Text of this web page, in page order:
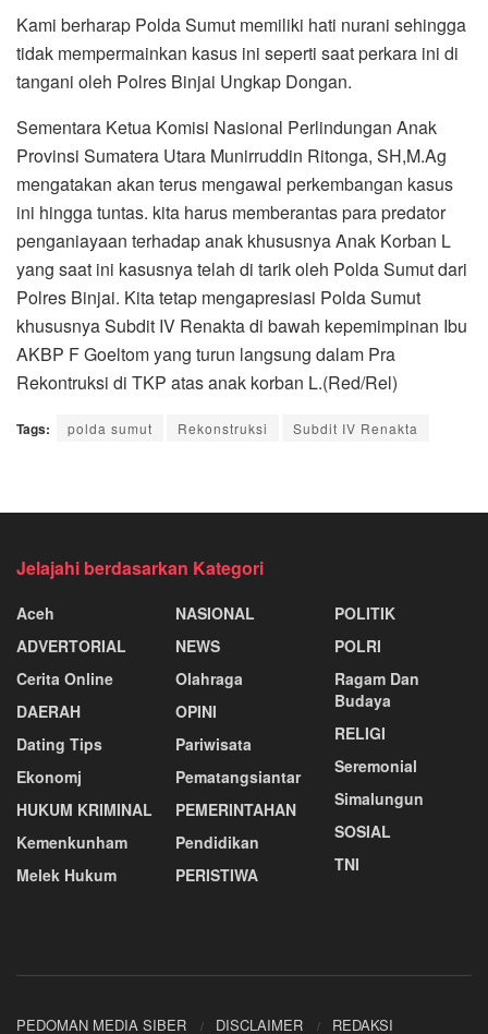
Kami berharap Polda Sumut memiliki hati nurani sehingga
tidak mempermainkan kasus ini seperti saat perkara ini di
tangani oleh Polres Binjai Ungkap Dongan.
Sementara Ketua Komisi Nasional Perlindungan Anak
Provinsi Sumatera Utara Munirruddin Ritonga, SH,M.Ag
mengatakan akan terus mengawal perkembangan kasus
ini hingga tuntas. kita harus memberantas para predator
penganiayaan terhadap anak khususnya Anak Korban L
yang saat ini kasusnya telah di tarik oleh Polda Sumut dari
Polres Binjai. Kita tetap mengapresiasi Polda Sumut
khususnya Subdit IV Renakta di bawah kepemimpinan Ibu
AKBP F Goeltom yang turun langsung dalam Pra
Rekontruksi di TKP atas anak korban L.(Red/Rel)
Tags: polda sumut Rekonstruksi Subdit IV Renakta
Jelajahi berdasarkan Kategori
Aceh
ADVERTORIAL
Cerita Online
DAERAH
Dating Tips
Ekonomj
HUKUM KRIMINAL
Kemenkunham
Melek Hukum
NASIONAL
NEWS
Olahraga
OPINI
Pariwisata
Pematangsiantar
PEMERINTAHAN
Pendidikan
PERISTIWA
POLITIK
POLRI
Ragam Dan
Budaya
RELIGI
Seremonial
Simalungun
SOSIAL
TNI
PEDOMAN MEDIA SIBER DISCLAIMER REDAKSI